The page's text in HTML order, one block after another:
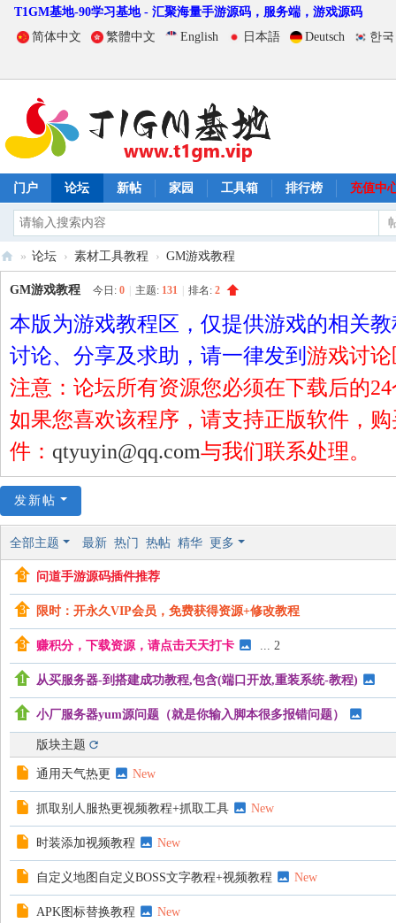
T1GM基地-90学习基地 - 汇聚海量手游源码，服务端，游戏源码
简体中文
繁體中文 English 日本語 Deutsch 한
门户 论坛 新帖 家园 工具箱 排行榜 充值中
G
M
基
» 论坛 › 素材工具教程 › GM游戏教程
GM游戏教程 今日: 0 主题: 131 排名: 2
本版为游戏教程区，仅提供游戏的相关
讨论、分享及求助，请一律发到 游戏讨论
注意：论坛所有资源您必须在下载后的
如果您喜欢该程序，请支持正版软件，
件： qtyuyin@qq.com与我们联系处理。
发新帖
全部主题 最新 热门 热帖 精华 更多
问道手游源码插件推荐
限时：开永久VIP会员，免费获得资源+修改教程
赚积分，下载资源，请点击天天打卡 ... 2
从买服务器-到搭建成功教程,包含(端口开放,重装系统-教程)
小厂服务器yum源问题（就是你输入脚本很多报错问题）
版块主题
通用天气热更 New
抓取别人服热更视频教程+抓取工具 New
时装添加视频教程 New
自定义地图自定义BOSS文字教程+视频教程 New
APK图标替换教程 New